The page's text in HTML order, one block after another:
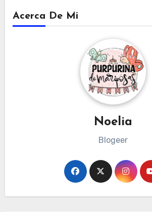
Acerca De Mi
Noelia
Blogeer